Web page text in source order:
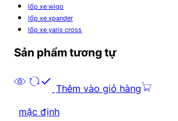
lốp xe wigo
lốp xe xpander
lốp xe yaris cross
Sản phẩm tương tự
Thêm vào giỏ hàng
mặc định